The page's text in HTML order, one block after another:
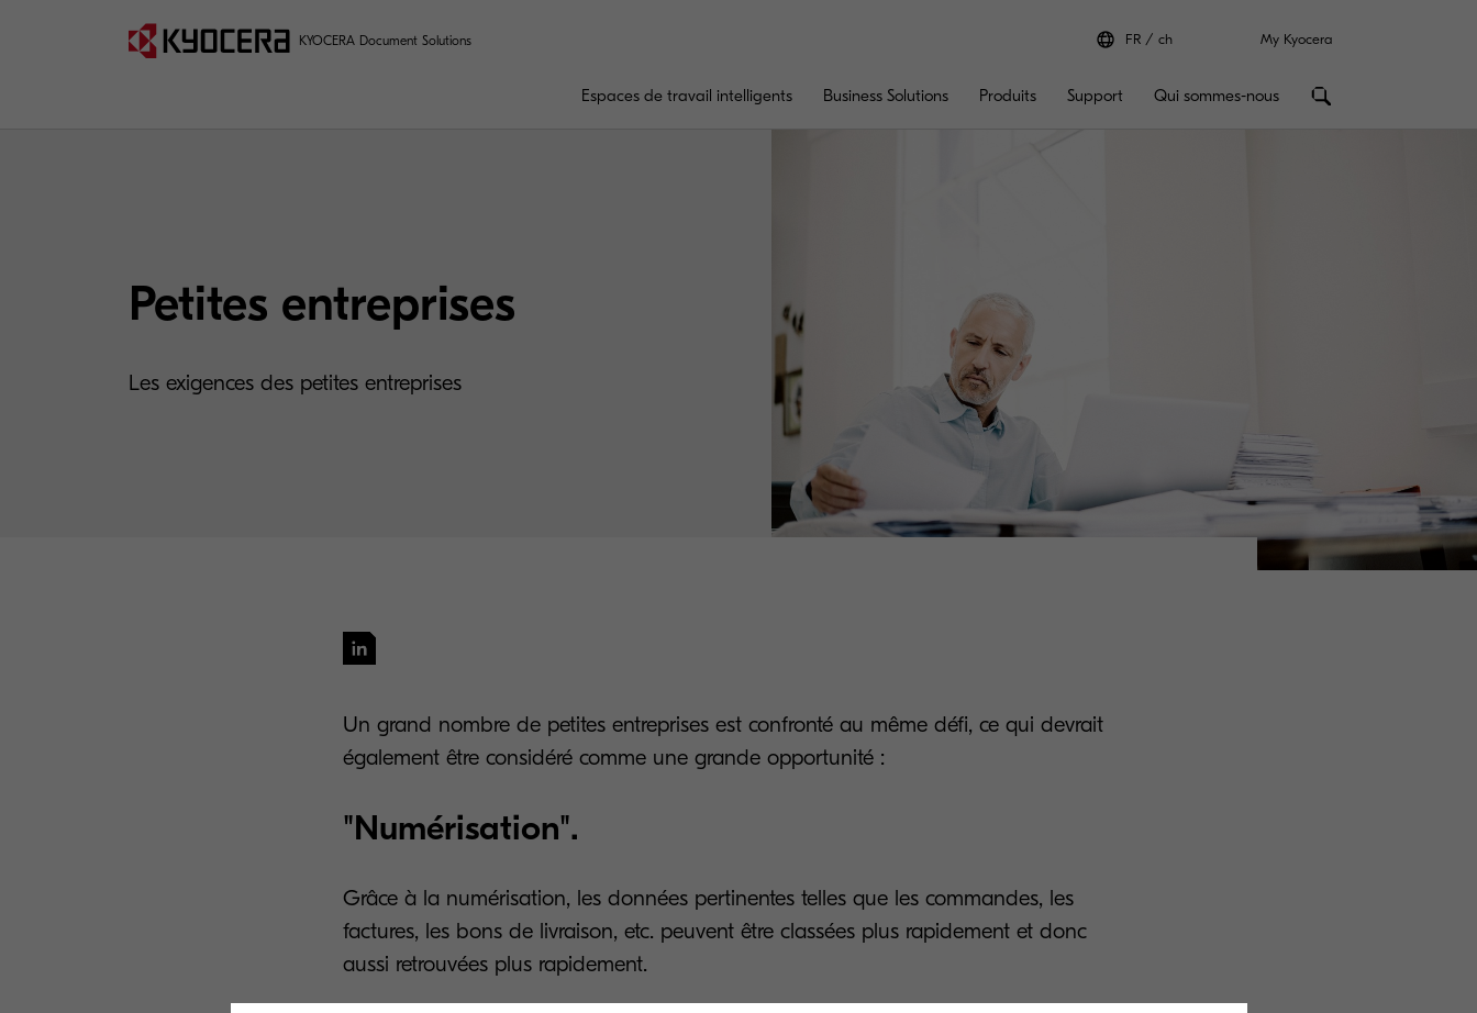
KYOCERA Document Solutions FR ch My Kyocera
Espaces de travail intelligents Business Solutions Produits Support Qui sommes-nous
Petites entreprises
Les exigences des petites entreprises
Un grand nombre de petites entreprises est confronté au même défi, ce qui devrait
également être considéré comme une grande opportunité :
"Numérisation".
Grâce à la numérisation, les données pertinentes telles que les commandes, les
factures, les bons de livraison, etc. peuvent être classées plus rapidement et donc
aussi retrouvées plus rapidement.